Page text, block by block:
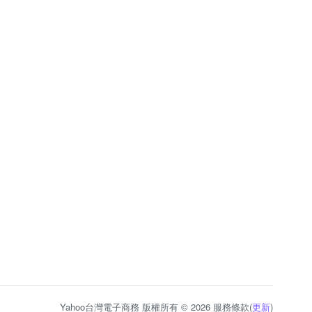
Yahoo台灣電子商務 版權所有 © 2026 服務條款(更新)